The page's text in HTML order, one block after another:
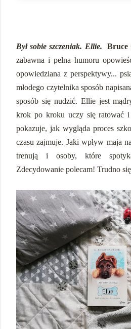
Był sobie szczeniak. Ellie. Bruce
zabawna i pełna humoru
opowiedziana z perspektywy...
młodego czytelnika sposób
sposób się nudzić. Ellie jest
krok po kroku uczy się ratować
pokazuje, jak wygląda proces
czasu zajmuje. Jaki wpływ maja
trenują i osoby, które
Zdecydowanie polecam! Trudno